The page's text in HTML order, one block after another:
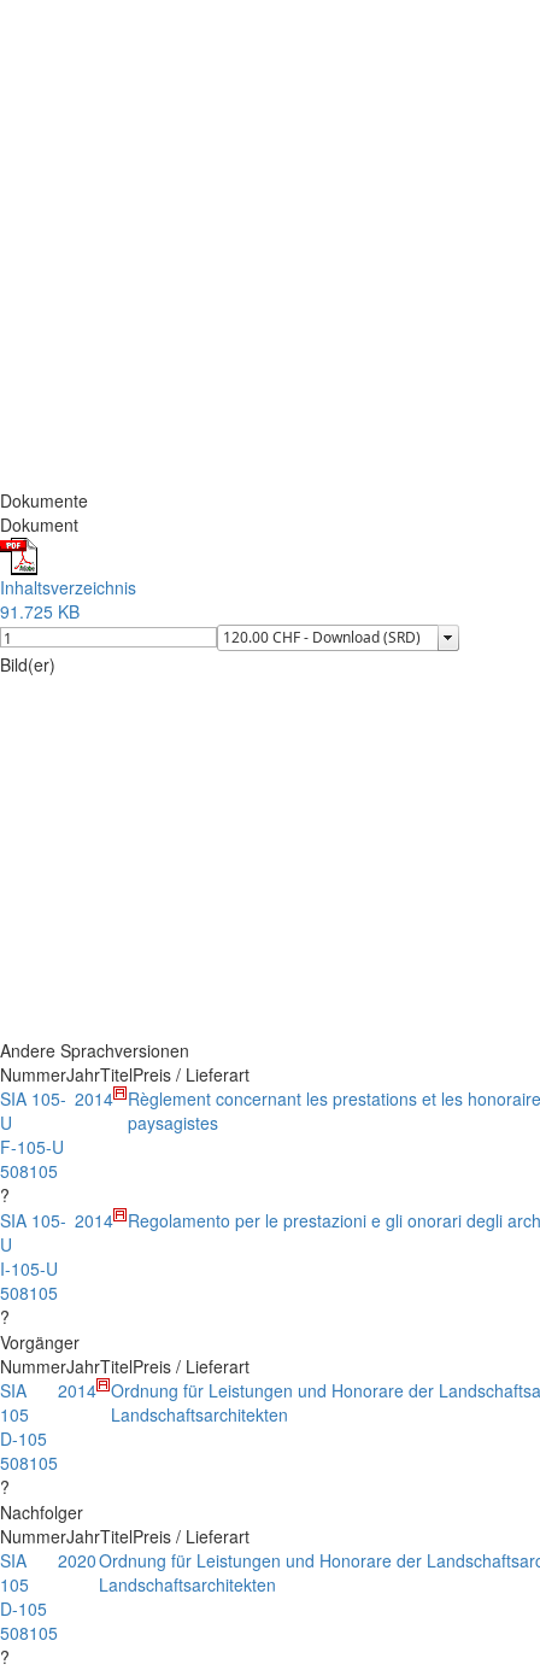
Dokumente
Dokument
Inhaltsverzeichnis
91.725 KB
Bild(er)
Andere Sprachversionen
NummerJahrTitelPreis / Lieferart
SIA 105-
U
F-105-U
508105
?
2014
Règlement concernant les prestations et les
paysagistes
SIA 105-
U
I-105-U
508105
?
2014 Regolamento per le prestazioni e gli onorari degli
Vorgänger
NummerJahrTitelPreis / Lieferart
SIA
105
D-105
508105
?
2014 Ordnung für Leistungen und Honorare der
Landschaftsarchitekten
Nachfolger
NummerJahrTitelPreis / Lieferart
SIA
105
D-105
508105
?
2020Ordnung für Leistungen und Honorare der
Landschaftsarchitekten